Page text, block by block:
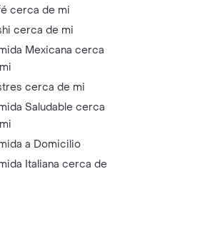
cerca de mi
cerca de mi
Mexicana cerca
cerca de mi
Saludable cerca
a Domicilio
Italiana cerca de